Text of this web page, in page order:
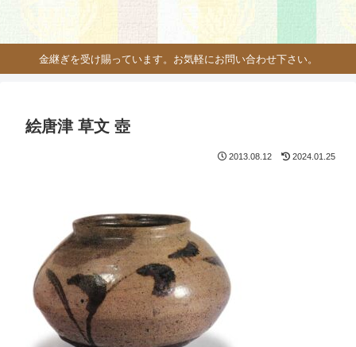
金継ぎを受け賜っています。お気軽にお問い合わせ下さい。
絵唐津 草文 壺
2013.08.12 2024.01.25